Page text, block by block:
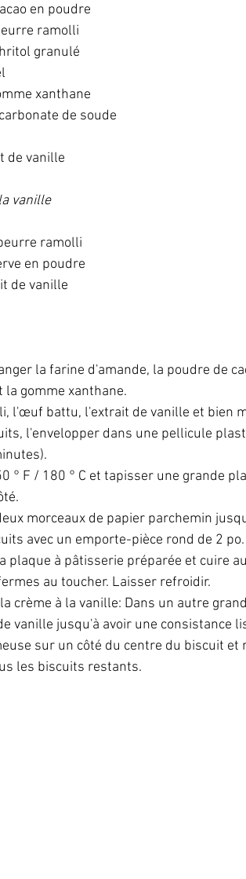
en poudre
ramolli
granulé
xanthane
de soude
de vanille
vanille
ramolli
en poudre
de vanille
la farine d'amande, la poudre de
la gomme xanthane.
l'œuf battu, l'extrait de vanille et bien
l'envelopper dans une pellicule
° F / 180 ° C et tapisser une grande
morceaux de papier parchemin
avec un emporte-pièce rond de 2 po.
plaque à pâtisserie préparée et cuire
au toucher. Laisser refroidir.
crème à la vanille: Dans un autre
vanille jusqu'à avoir une consistance
sur un côté du centre du biscuit et
les biscuits restants.